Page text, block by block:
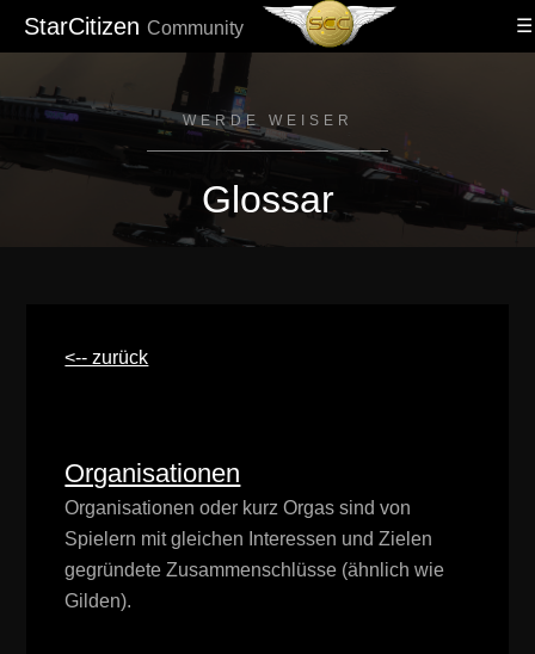
StarCitizen Community
WERDE WEISER
Glossar
<-- zurück
Organisationen
Organisationen oder kurz Orgas sind von
Spielern mit gleichen Interessen und Zielen
gegründete Zusammenschlüsse (ähnlich wie
Gilden).